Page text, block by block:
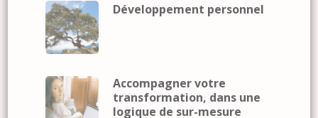
Développement personnel
Accompagner votre
transformation, dans une
logique de sur-mesure